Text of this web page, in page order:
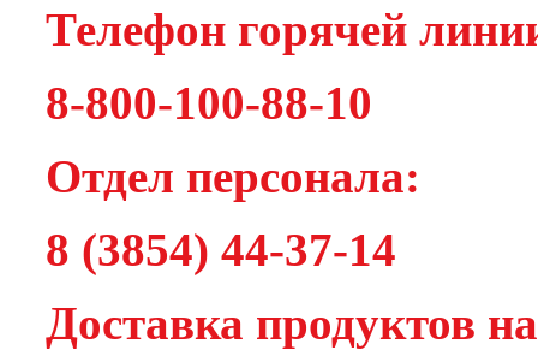
Телефон горячей
8-800-100-88-10
Отдел персонала:
8 (3854) 44-37-14
Доставка продуктов